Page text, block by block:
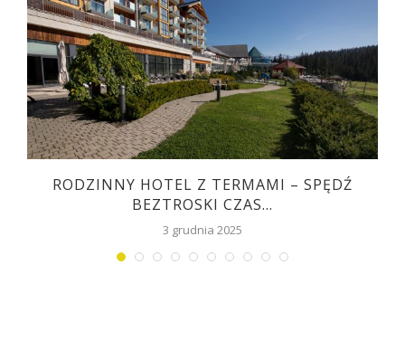
RODZINNY HOTEL Z TERMAMI – SPĘDŹ
BEZTROSKI CZAS...
3 grudnia 2025